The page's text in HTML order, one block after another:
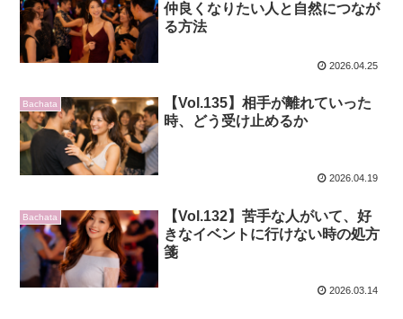
仲良くなりたい人と自然につなが
る方法
2026.04.25
Bachata
【Vol.135】相手が離れていった
時、どう受け止めるか
2026.04.19
Bachata
【Vol.132】苦手な人がいて、好
きなイベントに行けない時の処方
箋
2026.03.14